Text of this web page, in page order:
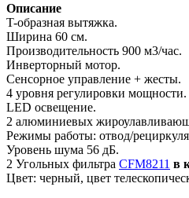
Описание
T-образная вытяжка.
Ширина 60 см.
Производительность 900 м3/час.
Инверторный мотор.
Сенсорное управление + жесты.
4 уровня регулировки мощности.
LED освещение.
2 алюминиевых
Режимы работы: отвод/
Уровень шума 56 дБ.
2 Угольных фильтра CFM8211 в
Цвет: черный, цвет